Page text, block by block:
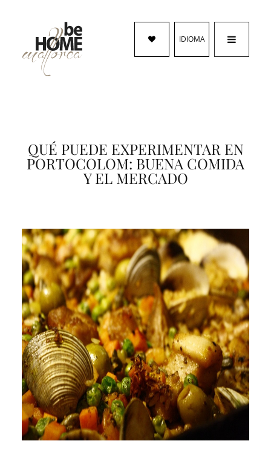
IDIOMA
QUÉ PUEDE EXPERIMENTAR EN
PORTOCOLOM: BUENA COMIDA
Y EL MERCADO